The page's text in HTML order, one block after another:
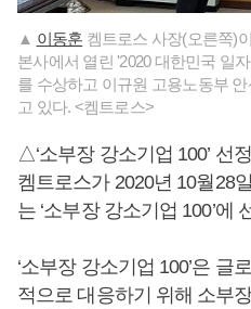
▲ 이동훈 켐트로스 사장(오른쪽)
본사에서 열린 '2020 대한민국 일
를 수상하고 이규원 고용노동부
고 있다. <켐트로스>
△‘소부장 강소기업 100’ 선정
켐트로스가 2020년 10월28
는 ‘소부장 강소기업 100’에
‘소부장 강소기업 100’은 글
적으로 대응하기 위해 소부